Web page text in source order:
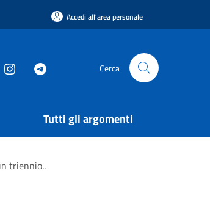
Accedi all'area personale
Cerca
Tutti gli argomenti
triennio..